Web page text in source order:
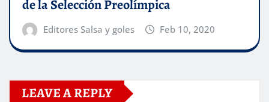
de la Selección Preolímpica
Editores Salsa y goles Feb 10, 2020
LEAVE A REPLY